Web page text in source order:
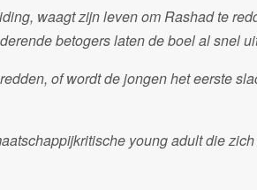
waagt zijn leven om Rashad te
betogers laten de boel al snel
of wordt de jongen het eerste
young adult die